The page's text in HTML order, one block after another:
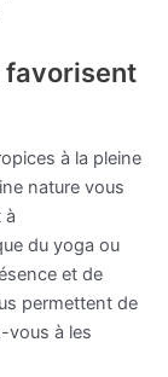
favorisent
à la pleine
nature vous
à
du yoga ou
et de
permettent de
vous à les